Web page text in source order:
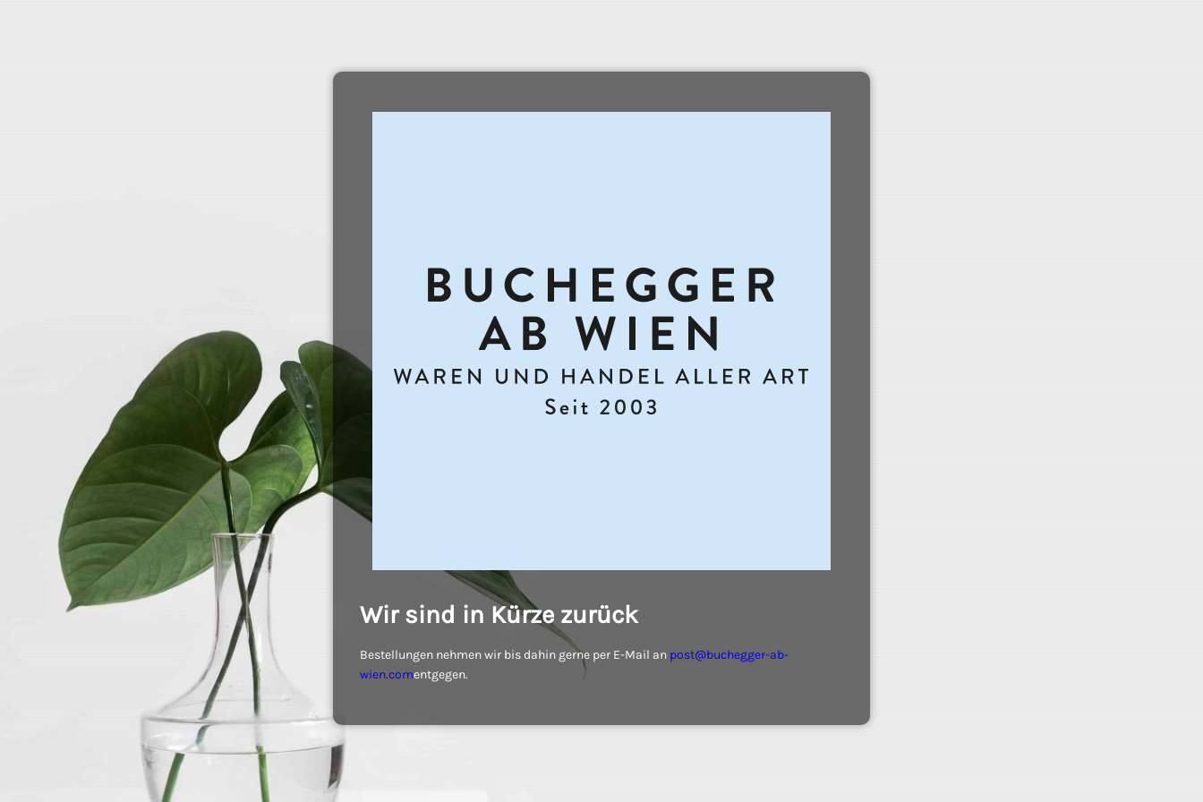
Wir sind in Kürze zurück
Bestellungen nehmen wir bis dahin gerne per E-Mail an post@buchegger-ab-
wien.comentgegen.